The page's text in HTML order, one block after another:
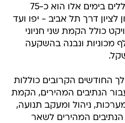
הנתיבים המהירים שנסללים בימים אלו הוא כ-75
לציון דרך תל אביב - יפו ועד
הפרויקט כולל הקמת שני חניוני
עם מקום לכ-11 אלף מכוניות ונבנה בהשקעה
החודשים הקרובים כוללות
הנתיבים המהירים, הקמת
ניהול ומעקב תנועה,
הנתיבים המהירים לשאר